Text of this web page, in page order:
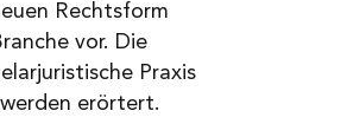
Rechtsform
vor. Die
Praxis
erörtert.